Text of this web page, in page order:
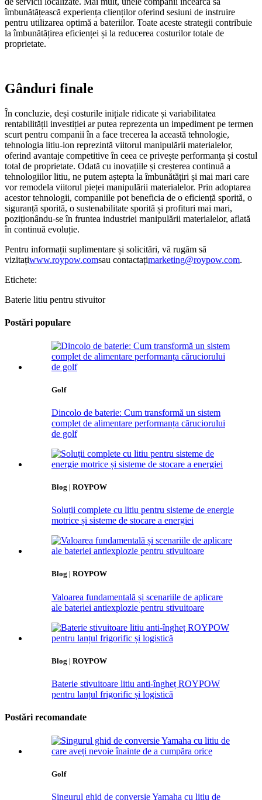
îmbunătățească experiența clienților oferind sesiuni de instruire
pentru utilizarea optimă a bateriilor. Toate aceste strategii contribuie
la îmbunătățirea eficienței și la reducerea costurilor totale de
proprietate.
Gânduri finale
În concluzie, deși costurile inițiale ridicate și variabilitatea
rentabilității investiției ar putea reprezenta un impediment pe termen
scurt pentru companii în a face trecerea la această tehnologie,
tehnologia litiu-ion reprezintă viitorul manipulării materialelor,
oferind avantaje competitive în ceea ce privește performanța și costul
total de proprietate. Odată cu inovațiile și creșterea continuă a
tehnologiilor litiu, ne putem aștepta la îmbunătățiri și mai mari care
vor remodela viitorul pieței manipulării materialelor. Prin adoptarea
acestor tehnologii, companiile pot beneficia de o eficiență sporită, o
siguranță sporită, o sustenabilitate sporită și profituri mai mari,
poziționându-se în fruntea industriei manipulării materialelor, aflată
în continuă evoluție.
Pentru informații suplimentare și solicitări, vă rugăm să
vizitațiwww.roypow.comsau contactațimarketing@roypow.com.
Etichete:
Baterie litiu pentru stivuitor
Postări populare
Golf
Dincolo de baterie: Cum transformă un sistem
complet de alimentare performanța căruciorului
de golf
Blog | ROYPOW
Soluții complete cu litiu pentru sisteme de energie
motrice și sisteme de stocare a energiei
Blog | ROYPOW
Valoarea fundamentală și scenariile de aplicare
ale bateriei antiexplozie pentru stivuitoare
Blog | ROYPOW
Baterie stivuitoare litiu anti-îngheț ROYPOW
pentru lanțul frigorific și logistică
Postări recomandate
Golf
Singurul ghid de conversie Yamaha cu litiu de